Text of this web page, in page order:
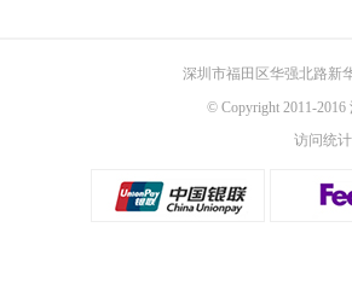
深圳市福田区华强北路
© Copyright 2011-
访问统